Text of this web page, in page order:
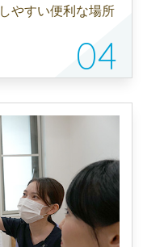
やすい便利な場所